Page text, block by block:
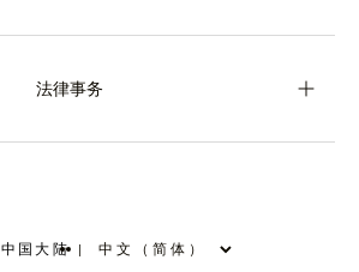
法律事务
中国大陆 |